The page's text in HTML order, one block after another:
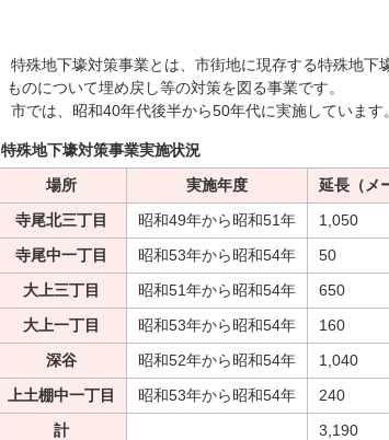
特殊地下壕対策事業とは、市街地に現存する特殊地
ものについて埋め戻し等の対策を図る事業です。
市では、昭和40年代後半から50年代に実施しています。
特殊地下壕対策事業実施状況
場所
実施年度 延長（メ
寺尾北三丁目
昭和49年から昭和51年 1,050
寺尾中一丁目
昭和53年から昭和54年 50
大上三丁目
昭和51年から昭和54年 650
大上一丁目
昭和53年から昭和54年 160
深谷
昭和52年から昭和54年 1,040
上土棚中一丁目
昭和53年から昭和54年 240
計
3,190